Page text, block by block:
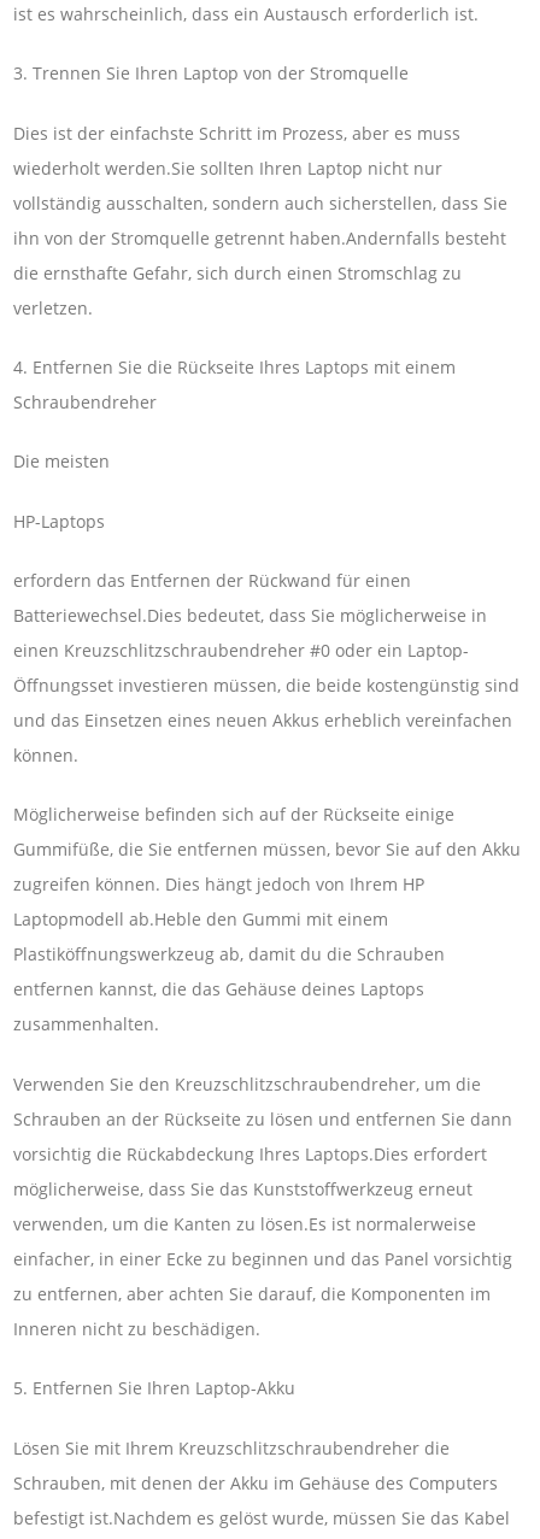
ist es wahrscheinlich, dass ein Austausch erforderlich ist.
3. Trennen Sie Ihren Laptop von der Stromquelle
Dies ist der einfachste Schritt im Prozess, aber es muss
wiederholt werden.Sie sollten Ihren Laptop nicht nur
vollständig ausschalten, sondern auch sicherstellen, dass Sie
ihn von der Stromquelle getrennt haben.Andernfalls besteht
die ernsthafte Gefahr, sich durch einen Stromschlag zu
verletzen.
4. Entfernen Sie die Rückseite Ihres Laptops mit einem
Schraubendreher
Die meisten
HP-Laptops
erfordern das Entfernen der Rückwand für einen
Batteriewechsel.Dies bedeutet, dass Sie möglicherweise in
einen Kreuzschlitzschraubendreher #0 oder ein Laptop-
Öffnungsset investieren müssen, die beide kostengünstig sind
und das Einsetzen eines neuen Akkus erheblich vereinfachen
können.
Möglicherweise befinden sich auf der Rückseite einige
Gummifüße, die Sie entfernen müssen, bevor Sie auf den Akku
zugreifen können. Dies hängt jedoch von Ihrem HP
Laptopmodell ab.Heble den Gummi mit einem
Plastiköffnungswerkzeug ab, damit du die Schrauben
entfernen kannst, die das Gehäuse deines Laptops
zusammenhalten.
Verwenden Sie den Kreuzschlitzschraubendreher, um die
Schrauben an der Rückseite zu lösen und entfernen Sie dann
vorsichtig die Rückabdeckung Ihres Laptops.Dies erfordert
möglicherweise, dass Sie das Kunststoffwerkzeug erneut
verwenden, um die Kanten zu lösen.Es ist normalerweise
einfacher, in einer Ecke zu beginnen und das Panel vorsichtig
zu entfernen, aber achten Sie darauf, die Komponenten im
Inneren nicht zu beschädigen.
5. Entfernen Sie Ihren Laptop-Akku
Lösen Sie mit Ihrem Kreuzschlitzschraubendreher die
Schrauben, mit denen der Akku im Gehäuse des Computers
befestigt ist.Nachdem es gelöst wurde, müssen Sie das Kabel